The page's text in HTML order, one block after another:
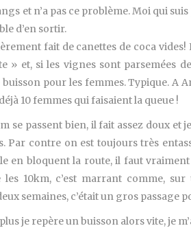
et n’a pas ce problème. Moi qui
d’en sortir.
fait de canettes de coca
» et, si les vignes sont
pour les femmes. Typique. A
10 femmes qui faisaient la queue !
se passent bien, il fait assez doux et
Par contre on est toujours très
en bloquent la route, il faut
10km, c’est marrant comme,
semaines, c’était un gros passage
je repère un buisson alors vite, je